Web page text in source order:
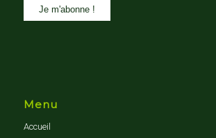
Menu
Accueil